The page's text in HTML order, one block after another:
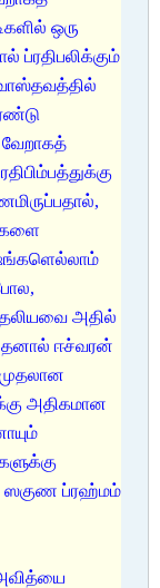
ஒரு
ப்ரதிபலிக்கும்
வேறாகத்
அதில்
ஈச்வரன்
அதிகமான
ஸகுண ப்ரஹ்மம்